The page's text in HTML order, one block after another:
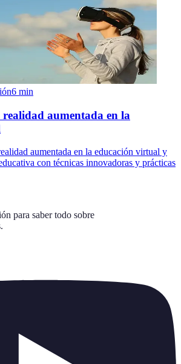
6 min
aumentada en la
aumentada en la educación virtual y
con técnicas innovadoras y prácticas
para saber todo sobre
.